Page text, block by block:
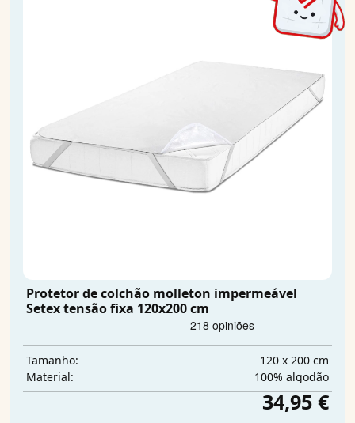
Protetor de colchão molleton impermeável
Setex tensão fixa 120x200 cm
Tamanho:
120 x 200 cm
Material:
100% algodão
34,95 €